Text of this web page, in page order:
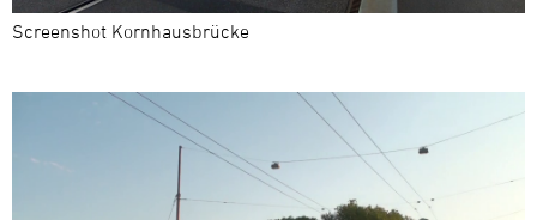
Screenshot Kornhausbrücke